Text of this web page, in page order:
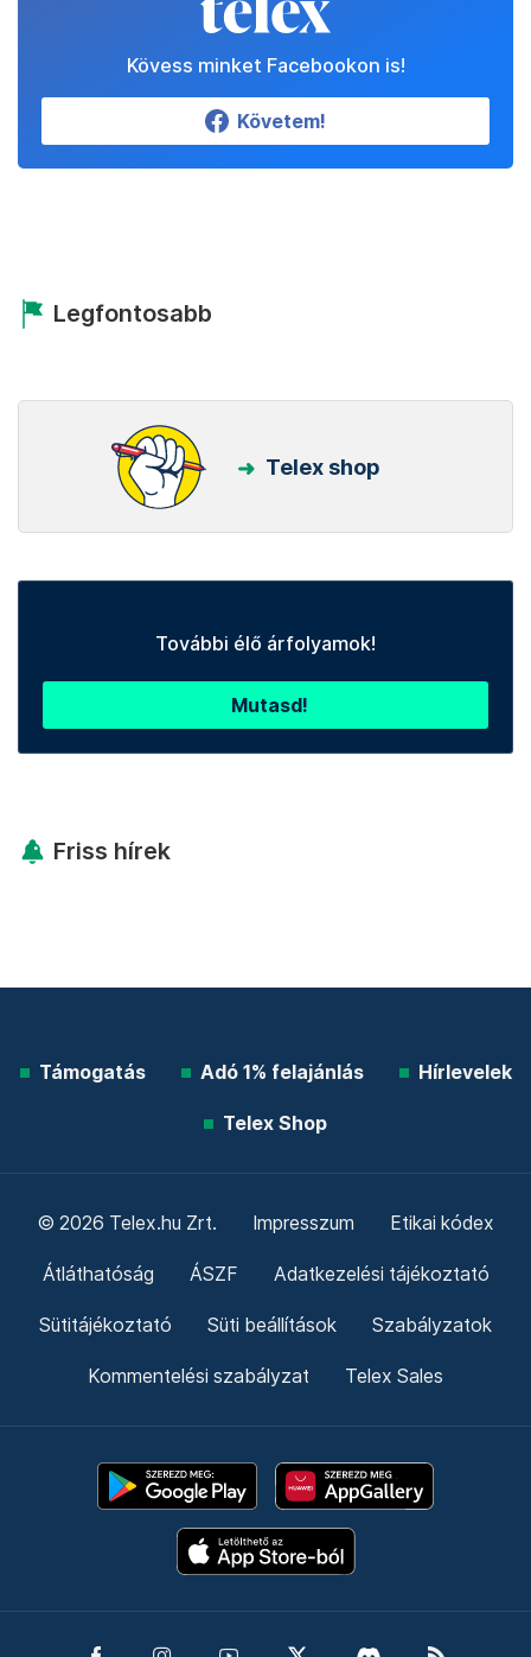
Kövess minket Facebookon is!
Követem!
Legfontosabb
Telex shop
További élő árfolyamok!
Mutasd!
Friss hírek
Támogatás Adó 1% felajánlás Hírlevelek
Telex Shop
© 2026 Telex.hu Zrt. Impresszum Etikai kódex
Átláthatóság ÁSZF Adatkezelési tájékoztató
Sütitájékoztató Süti beállítások Szabályzatok
Kommentelési szabályzat Telex Sales